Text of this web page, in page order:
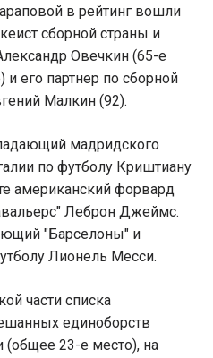
в рейтинг вошли
сборной страны и
Овечкин (65-е
его партнер по сборной
Малкин (92).
мадридского
по футболу Криштиану
американский форвард
Леброн Джеймс.
"Барселоны" и
Лионель Месси.
части списка
единоборств
(общее 23-е место), на